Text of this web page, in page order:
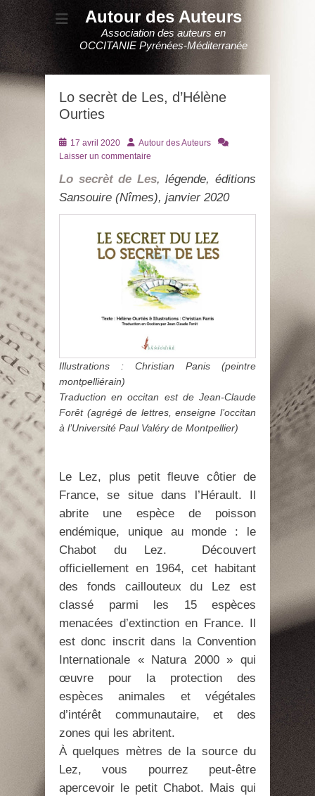
Autour des Auteurs
Association des auteurs en
OCCITANIE Pyrénées-Méditerranée
Lo secrèt de Les, d’Hélène
Ourties
Posté
le
17 avril 2020 AuteurAutour des Auteurs
Laisser un commentaire
Lo secrèt de Les, légende, éditions
Sansouire (Nîmes), janvier 2020
Illustrations : Christian Panis (peintre
montpelliérain)
Traduction en occitan est de Jean-Claude
Forêt (agrégé de lettres, enseigne l’occitan
à l’Université Paul Valéry de Montpellier)
Le Lez, plus petit fleuve côtier de
France, se situe dans l’Hérault. Il
abrite une espèce de poisson
endémique, unique au monde : le
Chabot du Lez. Découvert
officiellement en 1964, cet habitant
des fonds caillouteux du Lez est
classé parmi les 15 espèces
menacées d’extinction en France. Il
est donc inscrit dans la Convention
Internationale « Natura 2000 » qui
œuvre pour la protection des
espèces animales et végétales
d’intérêt communautaire, et des
zones qui les abritent.
À quelques mètres de la source du
Lez, vous pourrez peut-être
apercevoir le petit Chabot. Mais qui